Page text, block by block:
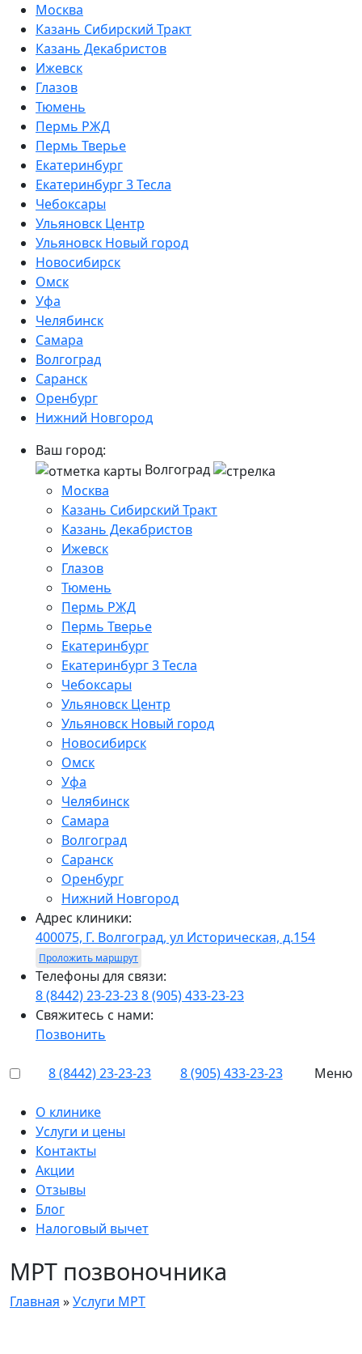
Москва
Казань Сибирский Тракт
Казань Декабристов
Ижевск
Глазов
Тюмень
Пермь РЖД
Пермь Тверье
Екатеринбург
Екатеринбург 3 Тесла
Чебоксары
Ульяновск Центр
Ульяновск Новый город
Новосибирск
Омск
Уфа
Челябинск
Самара
Волгоград
Саранск
Оренбург
Нижний Новгород
Ваш город:
Волгоград
Москва
Казань Сибирский Тракт
Казань Декабристов
Ижевск
Глазов
Тюмень
Пермь РЖД
Пермь Тверье
Екатеринбург
Екатеринбург 3 Тесла
Чебоксары
Ульяновск Центр
Ульяновск Новый город
Новосибирск
Омск
Уфа
Челябинск
Самара
Волгоград
Саранск
Оренбург
Нижний Новгород
Адрес клиники:
400075, Г. Волгоград, ул Историческая, д.154
Проложить маршрут
Телефоны для связи:
8 (8442) 23-23-238 (905) 433-23-23
Свяжитесь с нами:
Позвонить
8 (8442) 23-23-23 8 (905) 433-23-23 Меню
О клинике
Услуги и цены
Контакты
Акции
Отзывы
Блог
Налоговый вычет
МРТ позвоночника
Главная »Услуги МРТ